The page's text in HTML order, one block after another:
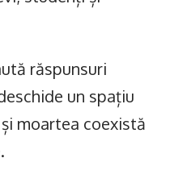
răspunsuri
un spațiu
moartea coexistă